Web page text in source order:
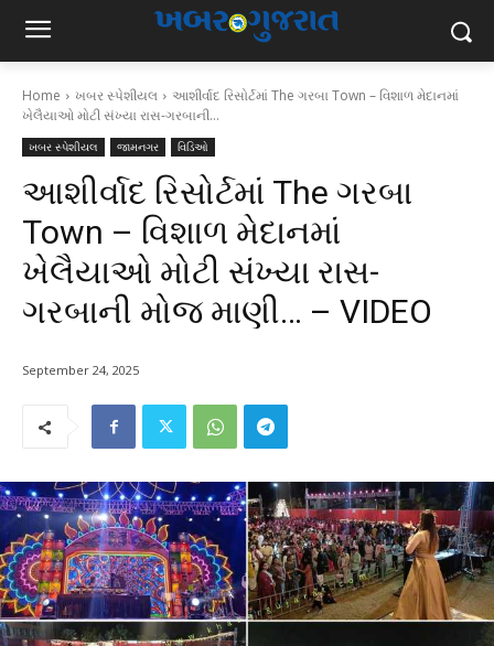
Home ખબર સ્પેશીયલ
આશીર્વાદ રિસોર્ટમાં The ગરબા Town – વિશાળ મેદાનમાં
ખેલૈયાઓ મોટી સંખ્યા રાસ-ગરબાની...
ખબર સ્પેશીયલ જામનગર વિડિઓ
આશીર્વાદ રિસોર્ટમાં The ગરબા
Town – વિશાળ મેદાનમાં
ખેલૈયાઓ મોટી સંખ્યા રાસ-
ગરબાની મોજ માણી… – VIDEO
September 24, 2025